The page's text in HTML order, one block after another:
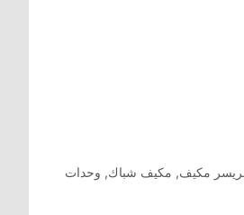
مكيف, مكيف شباك, وحدات